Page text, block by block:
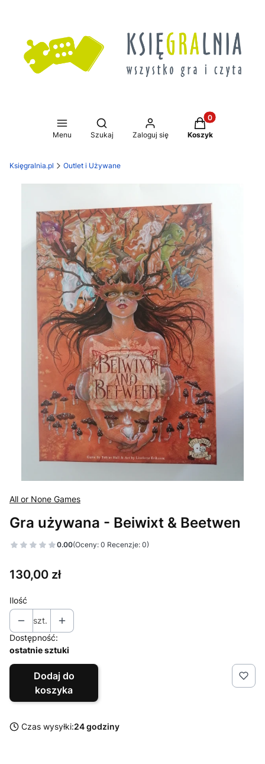
Menu
Otwórz wyszukiwarkę
Szukaj Zaloguj się
Produkty w
Koszyk
Księgralnia.pl Outlet i Używane
All or None Games
Gra używana - Beiwixt & Beetwen
0.00(Oceny: 0 Recenzje: 0)
Cena
130,00 zł
Ilość
szt.
Dostępność:
ostatnie sztuki
Dodaj do
koszyka
Czas wysyłki:24 godziny